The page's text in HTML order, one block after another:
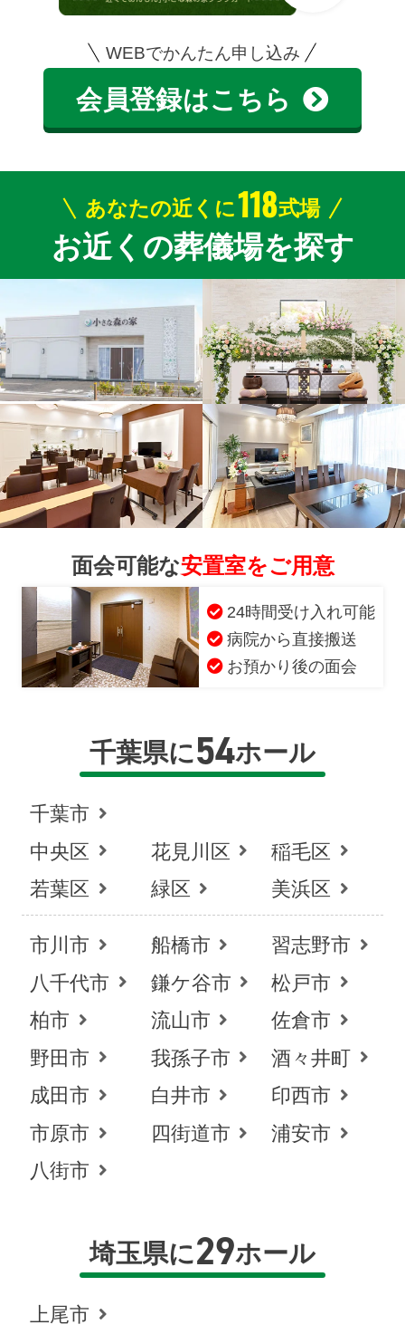
WEBでかんたん申し込み
会員登録はこちら
あなたの近くに118式場
お近くの葬儀場を探す
面会可能な安置室をご用意
24時間受け入れ可能
病院から直接搬送
お預かり後の面会
千葉県に54ホール
千葉市
中央区
花見川区
稲毛区
若葉区
緑区 美浜区
市川市 船橋市
習志野市
八千代市
鎌ケ谷市
松戸市
柏市
流山市
佐倉市
野田市
我孫子市
酒々井町
成田市
白井市
印西市
市原市
四街道市
浦安市
八街市
埼玉県に29ホール
上尾市